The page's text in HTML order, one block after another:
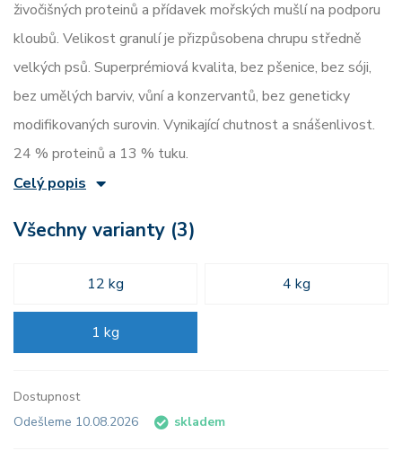
živočišných proteinů a přídavek mořských mušlí na podporu
kloubů. Velikost granulí je přizpůsobena chrupu středně
velkých psů. Superprémiová kvalita, bez pšenice, bez sóji,
bez umělých barviv, vůní a konzervantů, bez geneticky
modifikovaných surovin. Vynikající chutnost a snášenlivost.
24 % proteinů a 13 % tuku.
Celý popis
Všechny varianty (3)
12 kg 4 kg
1 kg
Dostupnost
Odešleme 10.08.2026
skladem